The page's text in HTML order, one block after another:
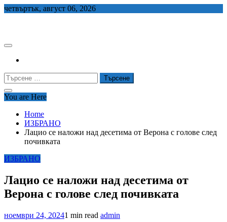
Skip
четвъртък, август 06, 2026
Търсене
за:
You are Here
Home
ИЗБРАНО
Лацио се наложи над десетима от Верона с голове след
почивката
ИЗБРАНО
Лацио се наложи над десетима от
Верона с голове след почивката
ноември 24, 20241 min read admin